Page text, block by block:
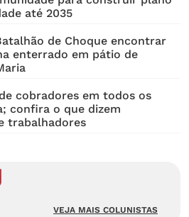
até 2035
de Choque encontrar
enterrado em pátio de
cobradores em todos os
confira o que dizem
trabalhadores
VEJA MAIS COLUNISTAS